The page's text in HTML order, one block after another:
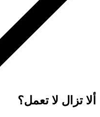
ألا تزال لا تعمل؟